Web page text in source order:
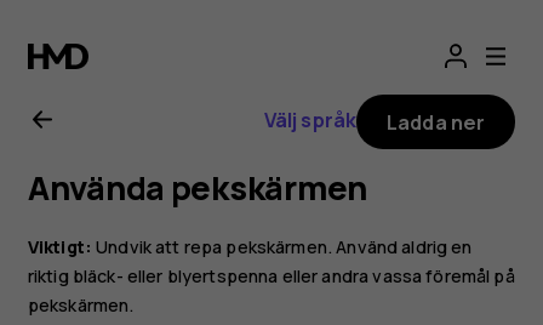
för
Nokia
2.1
Välj språk Ladda ner
Använda pekskärmen
Viktigt: Undvik att repa pekskärmen. Använd aldrig en
riktig bläck- eller blyertspenna eller andra vassa föremål på
pekskärmen.